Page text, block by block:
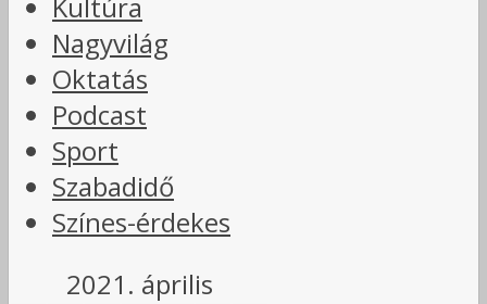
Kultúra
Nagyvilág
Oktatás
Podcast
Sport
Szabadidő
Színes-érdekes
2021. április